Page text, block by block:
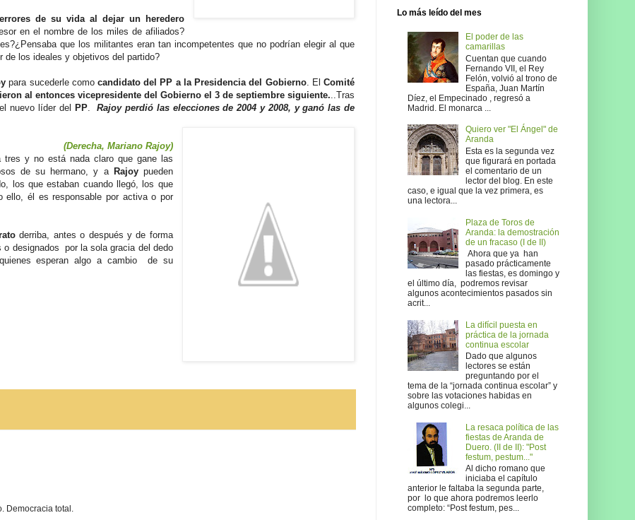
de su vida al dejar un heredero
en el nombre de los miles de afiliados?
que los militantes eran tan incompetentes que no podrían elegir al que
de los ideales y objetivos del partido?
para sucederle comocandidato del PP a la Presidencia del Gobierno. ElComité
al entonces vicepresidente del Gobierno el 3 de septiembre siguiente...Tras
nuevo líder del PP.Rajoy perdió las elecciones de 2004 y 2008, y ganó las de
(Derecha, Mariano Rajoy)
tres y no está nada claro que gane las
de su hermano, y a Rajoypueden
los que estaban cuando llegó, los que
él es responsable por activa o por
derriba, antes o después y de forma
designados por la sola gracia del dedo
esperan algo a cambio de su
Democracia total.
Lo más leído del mes
El poder de las
camarillas
Cuentan que cuando
Fernando VII, el Rey
Felón, volvió al trono de
España, Juan Martín
Díez, el Empecinado , regresó a
Madrid. El monarca ...
Quiero ver "El Ángel" de
Aranda
Esta es la segunda vez
que figurará en portada
el comentario de un
lector del blog. En este
caso, e igual que la vez primera, es
una lectora...
Plaza de Toros de
Aranda: la demostración
de un fracaso (I de II)
Ahora que ya han
pasado prácticamente
las fiestas, es domingo y
el último día, podremos revisar
algunos acontecimientos pasados sin
acrit...
La difícil puesta en
práctica de la jornada
continua escolar
Dado que algunos
lectores se están
preguntando por el
tema de la “jornada continua escolar” y
sobre las votaciones habidas en
algunos colegi...
La resaca política de las
fiestas de Aranda de
Duero. (II de II): "Post
festum, pestum..."
Al dicho romano que
iniciaba el capítulo
anterior le faltaba la segunda parte,
por lo que ahora podremos leerlo
completo: “Post festum, pes...